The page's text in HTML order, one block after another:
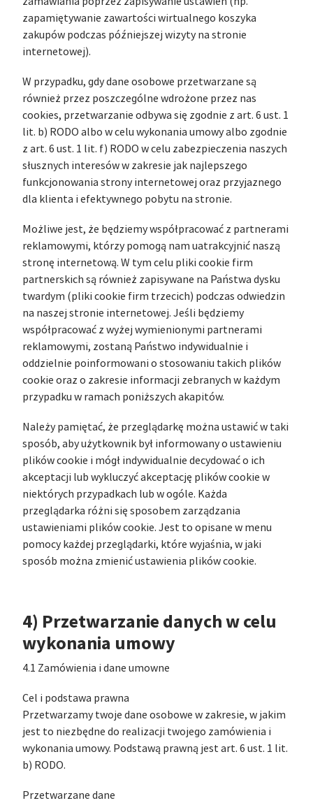
zapamiętywanie zawartości wirtualnego koszyka
zakupów podczas późniejszej wizyty na stronie
internetowej).
W przypadku, gdy dane osobowe przetwarzane są
również przez poszczególne wdrożone przez nas
cookies, przetwarzanie odbywa się zgodnie z art. 6 ust. 1
lit. b) RODO albo w celu wykonania umowy albo zgodnie
z art. 6 ust. 1 lit. f) RODO w celu zabezpieczenia naszych
słusznych interesów w zakresie jak najlepszego
funkcjonowania strony internetowej oraz przyjaznego
dla klienta i efektywnego pobytu na stronie.
Możliwe jest, że będziemy współpracować z partnerami
reklamowymi, którzy pomogą nam uatrakcyjnić naszą
stronę internetową. W tym celu pliki cookie firm
partnerskich są również zapisywane na Państwa dysku
twardym (pliki cookie firm trzecich) podczas odwiedzin
na naszej stronie internetowej. Jeśli będziemy
współpracować z wyżej wymienionymi partnerami
reklamowymi, zostaną Państwo indywidualnie i
oddzielnie poinformowani o stosowaniu takich plików
cookie oraz o zakresie informacji zebranych w każdym
przypadku w ramach poniższych akapitów.
Należy pamiętać, że przeglądarkę można ustawić w taki
sposób, aby użytkownik był informowany o ustawieniu
plików cookie i mógł indywidualnie decydować o ich
akceptacji lub wykluczyć akceptację plików cookie w
niektórych przypadkach lub w ogóle. Każda
przeglądarka różni się sposobem zarządzania
ustawieniami plików cookie. Jest to opisane w menu
pomocy każdej przeglądarki, które wyjaśnia, w jaki
sposób można zmienić ustawienia plików cookie.
4) Przetwarzanie danych w celu
wykonania umowy
4.1 Zamówienia i dane umowne
Cel i podstawa prawna
Przetwarzamy twoje dane osobowe w zakresie, w jakim
jest to niezbędne do realizacji twojego zamówienia i
wykonania umowy. Podstawą prawną jest art. 6 ust. 1 lit.
b) RODO.
Przetwarzane dane